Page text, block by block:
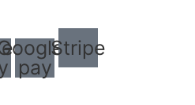
pay
Stripe